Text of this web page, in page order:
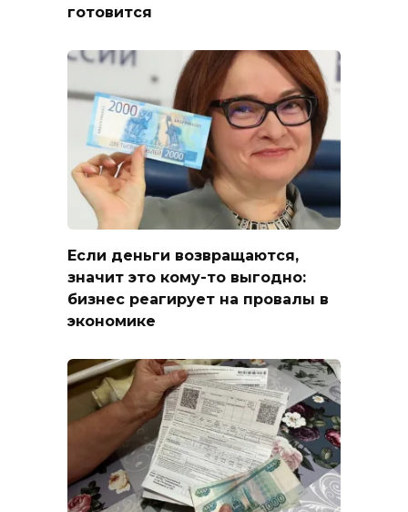
готовится
Если деньги возвращаются,
значит это кому-то выгодно:
бизнес реагирует на провалы в
экономике